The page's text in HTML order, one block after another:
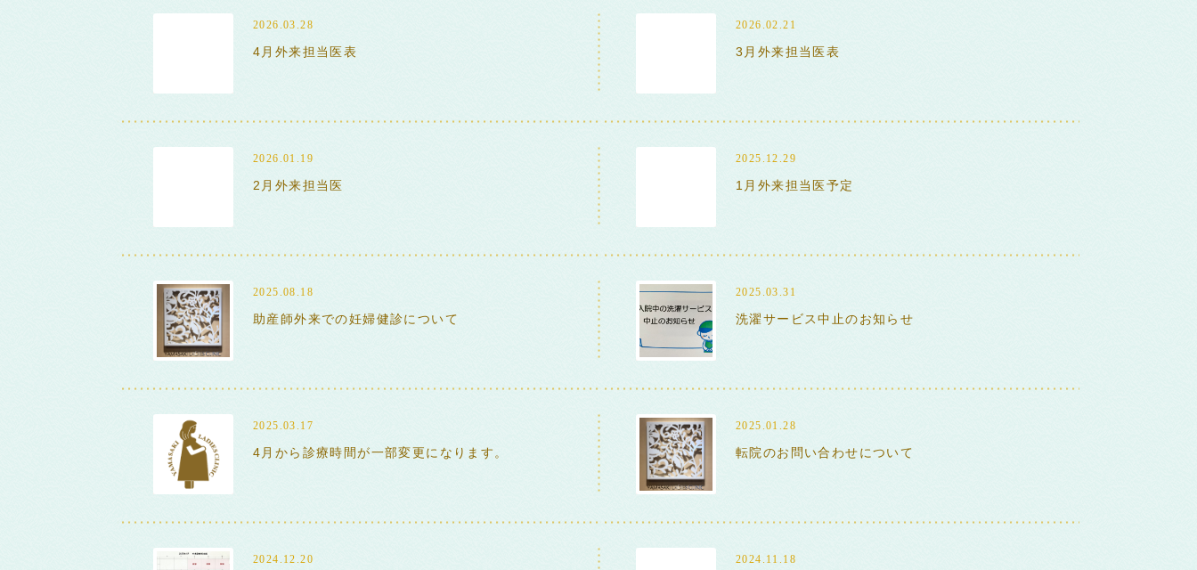
2026.03.28
4月外来担当医表
2026.02.21
3月外来担当医表
2026.01.19
2月外来担当医
2025.12.29
1月外来担当医予定
2025.08.18
助産師外来での妊婦健診について
2025.03.31
洗濯サービス中止のお知らせ
2025.03.17
4月から診療時間が一部変更になります。
2025.01.28
転院のお問い合わせについて
2024.12.20 2024.11.18